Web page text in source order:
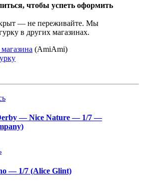
чтобы успеть оформить
— не переживайте. Мы
в других магазинах.
(AmiAmi)
— Nice Nature — 1/7 —
— 1/7 (Alice Glint)